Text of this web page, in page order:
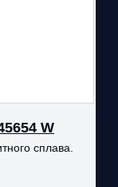
W
сплава.